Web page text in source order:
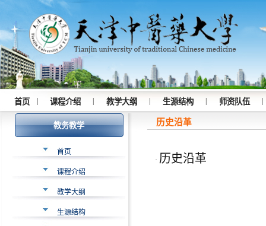
首页 课程介绍 教学大纲 生源结构 师资队伍
教务教学
首页
课程介绍
教学大纲
生源结构
历史沿革
· 历史沿革